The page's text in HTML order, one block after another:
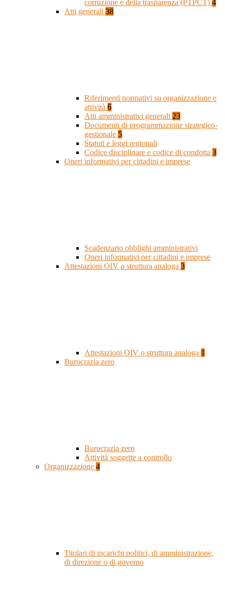
corruzione e della trasparenza (PTPCT) 4
Atti generali 38
Riferimenti normativi su organizzazione e
attività 6
Atti amministrativi generali 23
Documenti di programmazione strategico-
gestionale 5
Statuti e leggi regionali
Codice disciplinare e codice di condotta 3
Oneri informativi per cittadini e imprese
Scadenzario obblighi amministrativi
Oneri informativi per cittadini e imprese
Attestazioni OIV o struttura analoga 3
Attestazioni OIV o struttura analoga 1
Burocrazia zero
Burocrazia zero
Attività soggette a controllo
Organizzazione 4
Titolari di incarichi politici, di amministrazione,
di direzione o di governo